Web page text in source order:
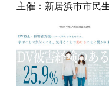
主催：新居浜市市民